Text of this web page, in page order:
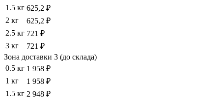
1.5 кг 625,2 ₽
2 кг
625,2 ₽
2.5 кг 721 ₽
3 кг
721 ₽
Зона доставки 3 (до склада)
0.5 кг 1 958 ₽
1 кг
1 958 ₽
1.5 кг 2 948 ₽